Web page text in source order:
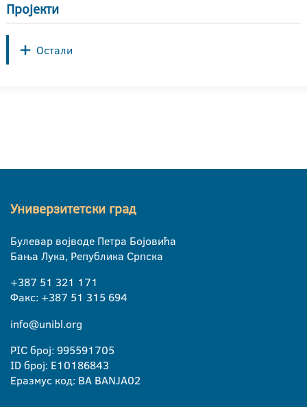
Пројекти
Остали
Универзитетски град
Булевар војводе Петра Бојовића
Бања Лука, Република Српска
+387 51 321 171
Факс: +387 51 315 694
info@unibl.org
PIC број: 995591705
ID број: E10186843
Еразмус код: BA BANJA02